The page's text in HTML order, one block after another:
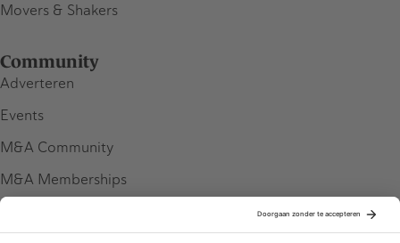
Movers & Shakers
Community
Adverteren
Events
M&A Community
M&A Memberships